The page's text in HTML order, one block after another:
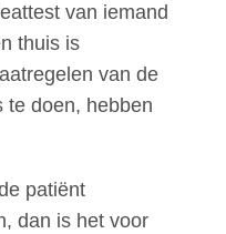
van iemand
thuis is
van de
te doen, hebben
patiënt
dan is het voor